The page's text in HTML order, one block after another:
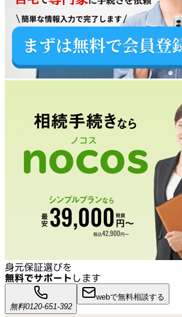
身元保証選びを
無料でサポート します
無料0120-651-392
webで無料相談する